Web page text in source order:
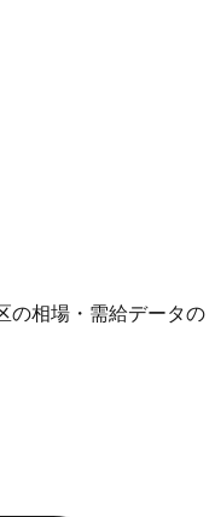
の相場・需給データの